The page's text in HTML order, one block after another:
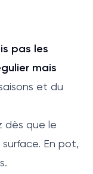
pas les
mais
et du
dès que le
En pot,